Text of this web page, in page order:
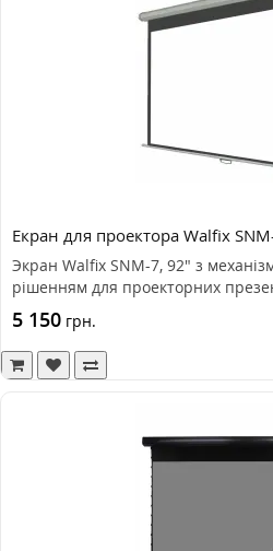
Екран для проектора Walfix
Экран Walfix SNM-7, 92" з
рішенням для проекторних
5 150 грн.